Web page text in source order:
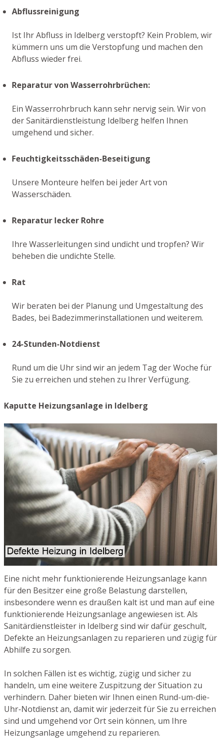
Abflussreinigung
Ist Ihr Abfluss in Idelberg verstopft? Kein Problem, wir
kümmern uns um die Verstopfung und machen den
Abfluss wieder frei.
Reparatur von Wasserrohrbrüchen:
Ein Wasserrohrbruch kann sehr nervig sein. Wir von
der Sanitärdienstleistung Idelberg helfen Ihnen
umgehend und sicher.
Feuchtigkeitsschäden-Beseitigung
Unsere Monteure helfen bei jeder Art von
Wasserschäden.
Reparatur lecker Rohre
Ihre Wasserleitungen sind undicht und tropfen? Wir
beheben die undichte Stelle.
Rat
Wir beraten bei der Planung und Umgestaltung des
Bades, bei Badezimmerinstallationen und weiterem.
24-Stunden-Notdienst
Rund um die Uhr sind wir an jedem Tag der Woche für
Sie zu erreichen und stehen zu Ihrer Verfügung.
Kaputte Heizungsanlage in Idelberg
Eine nicht mehr funktionierende Heizungsanlage kann
für den Besitzer eine große Belastung darstellen,
insbesondere wenn es draußen kalt ist und man auf eine
funktionierende Heizungsanlage angewiesen ist. Als
Sanitärdienstleister in Idelberg sind wir dafür geschult,
Defekte an Heizungsanlagen zu reparieren und zügig für
Abhilfe zu sorgen.
In solchen Fällen ist es wichtig, zügig und sicher zu
handeln, um eine weitere Zuspitzung der Situation zu
verhindern. Daher bieten wir Ihnen einen Rund-um-die-
Uhr-Notdienst an, damit wir jederzeit für Sie zu erreichen
sind und umgehend vor Ort sein können, um Ihre
Heizungsanlage umgehend zu reparieren.